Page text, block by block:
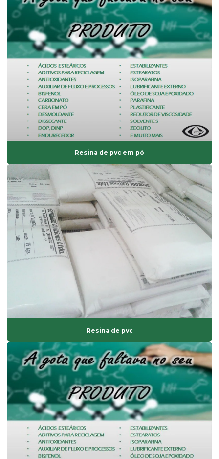
Dessecante comprar
Dessecante preço
Dibp
Dinp
Empresa de composto de pvc
Empresa de fabricação de aditivos de uso industrial
Endurecedor líquido
Estabilizante bário
Estabilizante líquido
Estabilizante sólido
Estabilizante térmico para pvc
Estearato de cálcio
Estearato de magnésio
Estearato de magnésio preço
Estearatos de alumínio
Estearina em pó
Estearina tripla pressão
Fabricante de composto de pvc
Fabricante de solvente atóxico
Fornecedor de ácido esteárico
Fornecedor de antioxidantes líquidos
Fornecedor de bisfenol
Resina de pvc em pó
Resina de pvc